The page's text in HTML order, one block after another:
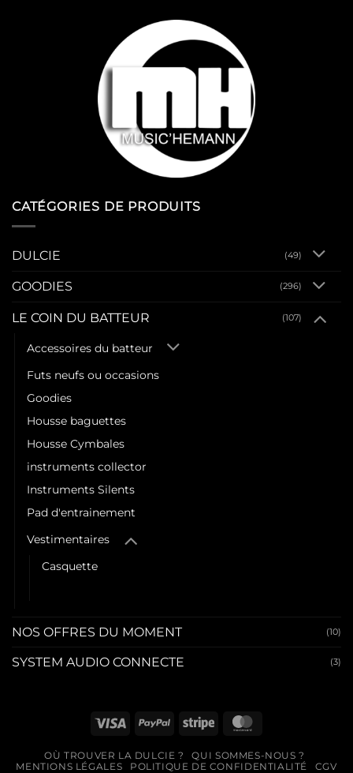
CATÉGORIES DE PRODUITS
DULCIE (49)
GOODIES (296)
LE COIN DU BATTEUR (107)
Accessoires du batteur
Futs neufs ou occasions
Goodies
Housse baguettes
Housse Cymbales
instruments collector
Instruments Silents
Pad d'entrainement
Vestimentaires
Casquette
NOS OFFRES DU MOMENT (10)
SYSTEM AUDIO CONNECTE (3)
Visa PayPal Stripe
OÙ TROUVER LA DULCIE ?
QUI SOMMES-NOUS ?
MENTIONS LÉGALES
POLITIQUE DE CONFIDENTIALITÉ
CGV